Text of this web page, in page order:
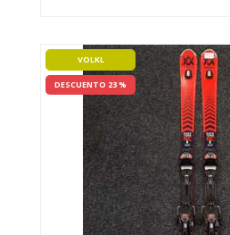
VOLKL
DESCUENTO 23 %